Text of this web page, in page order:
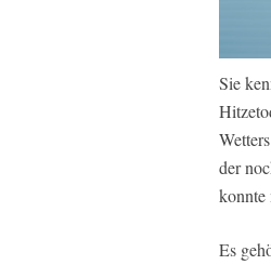
Sie
der
konnte
Es